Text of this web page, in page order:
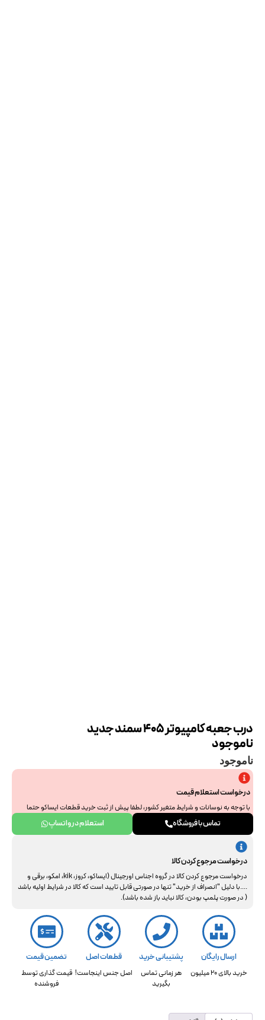
درب جعبه کامپیوتر 405 سمند جدید
ناموجود
ناموجود
درخواست استعلام قیمت
با توجه به نوسانات و شرایط متغیر کشور، لطفا پیش از ثبت خرید قطعات ایساکو حتما
جهت استعلام نهایی با ما هماهنگ فرمایید. از همراهی و درک شما سپاسگزاریم.
تماس با فروشگاه استعلام در واتساپ
درخواست مرجوع کردن کالا
درخواست مرجوع کردن کالا در گروه اجناس اورجینال (ایساکو، کروز، kik، امکو، برقی و
....با دلیل "انصراف از خرید" تنها در صورتی قابل تایید است که کالا در شرایط اولیه باشد
( در صورت پلمپ بودن، کالا نباید باز شده باشد).
ارسال رایگان
خرید بالای 20 میلیون
پشتیبانی خرید
هر زمانی تماس
بگیرید
قطعات اصل
اصل جنس اینجاست!
تضمین قیمت
قیمت گذاری توسط
فروشنده